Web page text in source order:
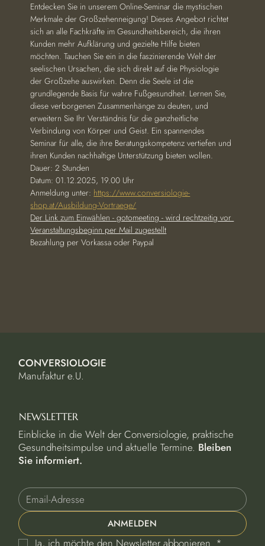
Entdecken Sie in unserem Online-Seminar die mystischen
Merkmale der Großzehenneigung! Dieses Angebot richtet
sich an alle Fachkräfte im Gesundheitsbereich, die ihren
Kunden mehr Aufklärung und gezielte Hilfe bieten
möchten. Tauchen Sie ein in die faszinierende Welt der
seelischen Ursachen, die sich direkt auf die Physiologie
der Großzehe auswirken. Denn die Seele ist die
grundlegende Basis für wahre Fußgesundheit. Lernen Sie,
diese verborgenen Zusammenhänge zu deuten, und
erweitern Sie Ihr Verständnis für die ganzheitliche
Verbindung von Körper und Geist. Ein spannendes
Seminar für alle, die ihre Beratungskompetenz vertiefen und
ihren Kunden nachhaltige Unterstützung bieten wollen.
Dauer: 2 Stunden
Datum: 01.12.2025, 19.00 Uhr
Anmeldung unter: https://www.conversiologie-
shop.at/Ausbildung-Vortraege/
Der Link zum Einwählen - gotomeeting - wird rechtzeitig vor
Veranstaltungsbeginn per Mail zugestellt
Bezahlung per Vorkassa oder Paypal
CONVERSIOLOGIE
Manufaktur e.U.
NEWSLETTER
Einblicke in die Welt der Conversiologie, praktische
Gesundheitsimpulse und aktuelle Termine. Bleiben
Sie informiert.
ANMELDEN
Ja, ich möchte den Newsletter abbonieren. *